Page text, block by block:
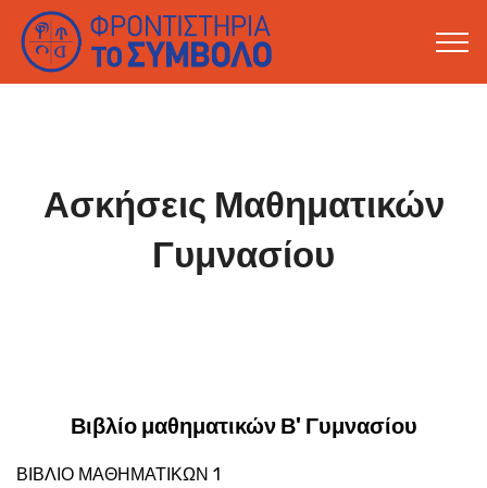
Ασκήσεις Μαθηματικών
Γυμνασίου
Βιβλίο μαθηματικών Β' Γυμνασίου
ΒΙΒΛΙΟ ΜΑΘΗΜΑΤΙΚΩΝ 1